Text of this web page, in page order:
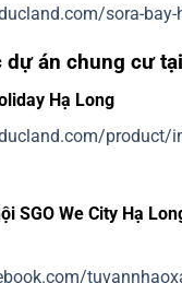
sora-bay-
dự án chung cư
Hạ Long
product/
SGO We City Hạ